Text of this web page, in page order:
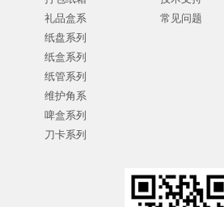
礼品盒系
纸盘系列
纸盒系列
纸管系列
维护角系
啤盒系列
刀卡系列
常见问题